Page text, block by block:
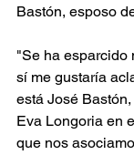
Bastón, esposo
"Se ha esparcido
sí me gustaría
está José
Eva Longoria en
que nos